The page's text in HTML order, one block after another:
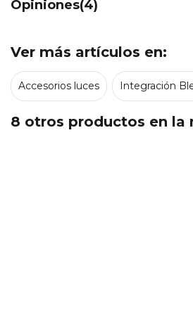
Opiniones(4)
Ver más artículos en:
Accesorios luces Integración
8 otros productos en la